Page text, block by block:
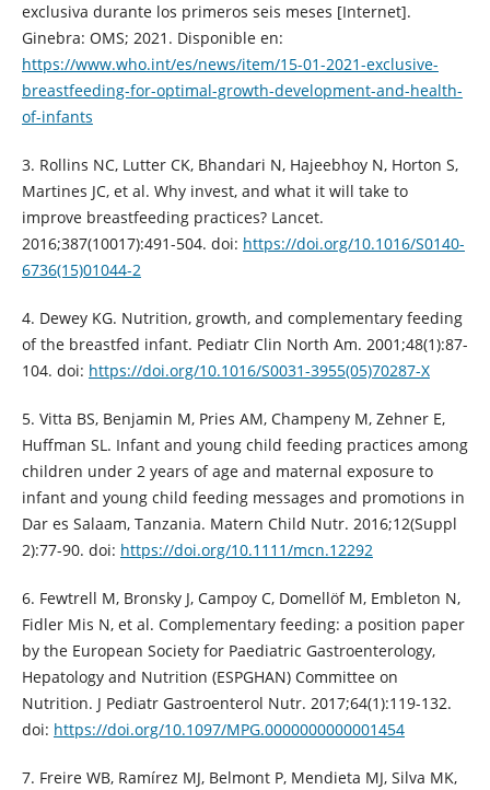
exclusiva durante los primeros seis meses [Internet].
Ginebra: OMS; 2021. Disponible en:
https://www.who.int/es/news/item/15-01-2021-exclusive-
breastfeeding-for-optimal-growth-development-and-health-
of-infants
3. Rollins NC, Lutter CK, Bhandari N, Hajeebhoy N, Horton S,
Martines JC, et al. Why invest, and what it will take to
improve breastfeeding practices? Lancet.
2016;387(10017):491-504. doi: https://doi.org/10.1016/S0140-
6736(15)01044-2
4. Dewey KG. Nutrition, growth, and complementary feeding
of the breastfed infant. Pediatr Clin North Am. 2001;48(1):87-
104. doi: https://doi.org/10.1016/S0031-3955(05)70287-X
5. Vitta BS, Benjamin M, Pries AM, Champeny M, Zehner E,
Huffman SL. Infant and young child feeding practices among
children under 2 years of age and maternal exposure to
infant and young child feeding messages and promotions in
Dar es Salaam, Tanzania. Matern Child Nutr. 2016;12(Suppl
2):77-90. doi: https://doi.org/10.1111/mcn.12292
6. Fewtrell M, Bronsky J, Campoy C, Domellöf M, Embleton N,
Fidler Mis N, et al. Complementary feeding: a position paper
by the European Society for Paediatric Gastroenterology,
Hepatology and Nutrition (ESPGHAN) Committee on
Nutrition. J Pediatr Gastroenterol Nutr. 2017;64(1):119-132.
doi: https://doi.org/10.1097/MPG.0000000000001454
7. Freire WB, Ramírez MJ, Belmont P, Mendieta MJ, Silva MK,